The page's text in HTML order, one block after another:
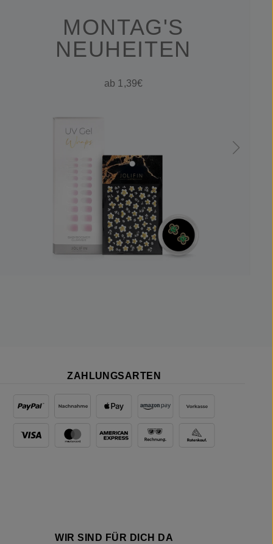
MONTAG'S
NEUHEITEN
ab 1,39€
ZAHLUNGSARTEN
WIR SIND FÜR DICH DA